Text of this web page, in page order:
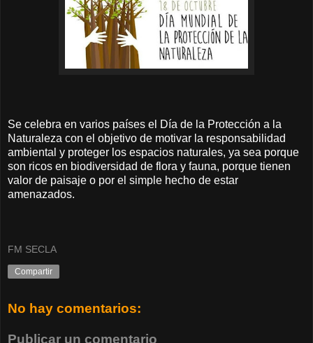
Se celebra en varios países el Día de la Protección a la
Naturaleza con el objetivo de motivar la responsabilidad
ambiental y proteger los espacios naturales, ya sea porque
son ricos en biodiversidad de flora y fauna, porque tienen
valor de paisaje o por el simple hecho de estar
amenazados.
FM SECLA
Compartir
No hay comentarios:
Publicar un comentario